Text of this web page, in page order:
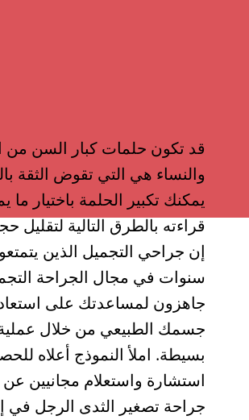
قد تكون حلمات كبار السن من
والنساء هي التي تقوض الثقة
يمكنك تكبير الحلمة باختيار ما
قراءته بالطرق التالية لتقليل
إن جراحي التجميل الذين
سنوات في مجال الجراحة
جاهزون لمساعدتك على
جسمك الطبيعي من خلال
بسيطة. املأ النموذج أعلاه
استشارة واستعلام مجانيين
جراحة تصغیر الثدی الرجل في